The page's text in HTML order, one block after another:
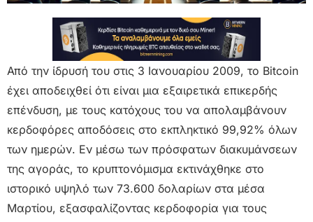
Από την ίδρυσή του στις 3 Ιανουαρίου 2009, το Bitcoin
έχει αποδειχθεί ότι είναι μια εξαιρετικά επικερδής
επένδυση, με τους κατόχους του να απολαμβάνουν
κερδοφόρες αποδόσεις στο εκπληκτικό 99,92% όλων
των ημερών. Εν μέσω των πρόσφατων διακυμάνσεων
της αγοράς, το κρυπτονόμισμα εκτινάχθηκε στο
ιστορικό υψηλό των 73.600 δολαρίων στα μέσα
Μαρτίου, εξασφαλίζοντας κερδοφορία για τους